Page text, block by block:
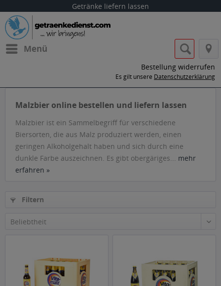
Getränke liefern lassen
Menü
Bestellung widerrufen
Es gilt unsere Datenschutzerklärung
Malzbier online bestellen und liefern lassen
Malzbier ist ein Sammelbegriff für verschiedene
Biersorten, die aus Malz produziert werden, einen
geringen Alkoholgehalt haben und sich durch eine
dunkle Farbe auszeichnen. Es gibt obergäriges... mehr
erfahren »
Filtern